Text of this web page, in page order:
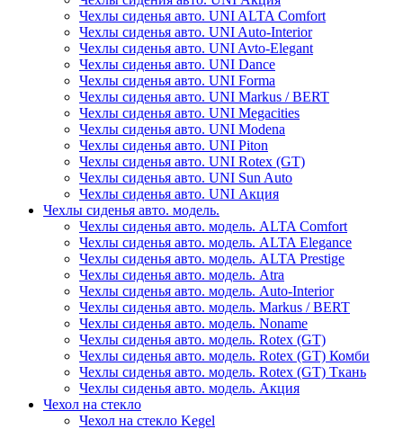
Чехлы сиденья авто. UNI ALTA Comfort
Чехлы сиденья авто. UNI Auto-Interior
Чехлы сиденья авто. UNI Avto-Elegant
Чехлы сиденья авто. UNI Dance
Чехлы сиденья авто. UNI Forma
Чехлы сиденья авто. UNI Markus / BERT
Чехлы сиденья авто. UNI Megacities
Чехлы сиденья авто. UNI Modena
Чехлы сиденья авто. UNI Piton
Чехлы сиденья авто. UNI Rotex (GT)
Чехлы сиденья авто. UNI Sun Auto
Чехлы сиденья авто. UNI Акция
Чехлы сиденья авто. модель.
Чехлы сиденья авто. модель. ALTA Comfort
Чехлы сиденья авто. модель. ALTA Elegance
Чехлы сиденья авто. модель. ALTA Prestige
Чехлы сиденья авто. модель. Atra
Чехлы сиденья авто. модель. Auto-Interior
Чехлы сиденья авто. модель. Markus / BERT
Чехлы сиденья авто. модель. Noname
Чехлы сиденья авто. модель. Rotex (GT)
Чехлы сиденья авто. модель. Rotex (GT) Комби
Чехлы сиденья авто. модель. Rotex (GT) Ткань
Чехлы сиденья авто. модель. Акция
Чехол на стекло
Чехол на стекло Kegel